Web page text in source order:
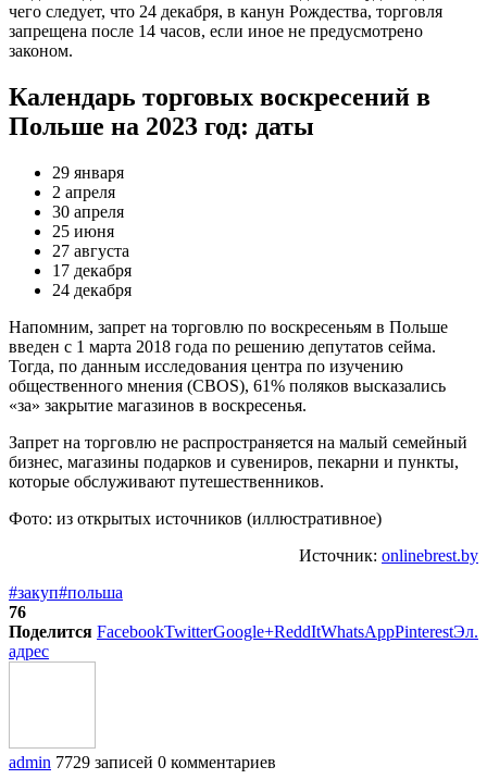
чего следует, что 24 декабря, в канун Рождества, торговля
запрещена после 14 часов, если иное не предусмотрено
законом.
Календарь торговых воскресений в
Польше на 2023 год: даты
29 января
2 апреля
30 апреля
25 июня
27 августа
17 декабря
24 декабря
Напомним, запрет на торговлю по воскресеньям в Польше
введен с 1 марта 2018 года по решению депутатов сейма.
Тогда, по данным исследования центра по изучению
общественного мнения (CBOS), 61% поляков высказались
«за» закрытие магазинов в воскресенья.
Запрет на торговлю не распространяется на малый семейный
бизнес, магазины подарков и сувениров, пекарни и пункты,
которые обслуживают путешественников.
Фото: из открытых источников (иллюстративное)
Источник: onlinebrest.by
#закуп#польша
76
Поделится FacebookTwitterGoogle+ReddItWhatsAppPinterestЭл.
адрес
admin 7729 записей 0 комментариев